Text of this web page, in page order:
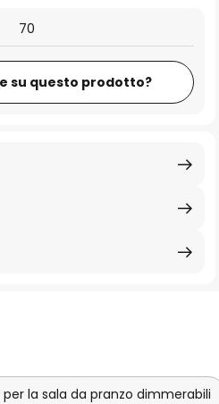
70
su questo prodotto?
la sala da pranzo dimmerabili